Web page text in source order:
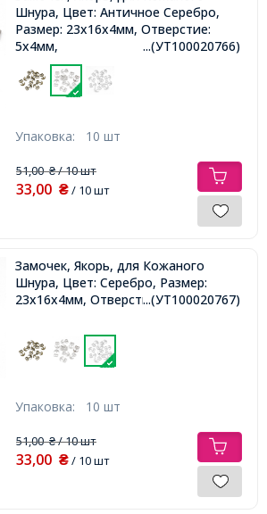
Шнура, Цвет: Античное Серебро,
Размер: 23x16x4мм, Отверстие:
5х4мм,
...(УТ100020766)
Упаковка: 10 шт
51,00₴/ 10 шт
33,00 ₴/ 10 шт
Замочек, Якорь, для Кожаного
Шнура, Цвет: Серебро, Размер:
23x16x4мм, Отверстие: 5х4мм,
...(УТ100020767)
Упаковка: 10 шт
51,00₴/ 10 шт
33,00 ₴/ 10 шт